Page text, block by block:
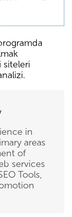
siteleri
in
areas
of
services
Tools,